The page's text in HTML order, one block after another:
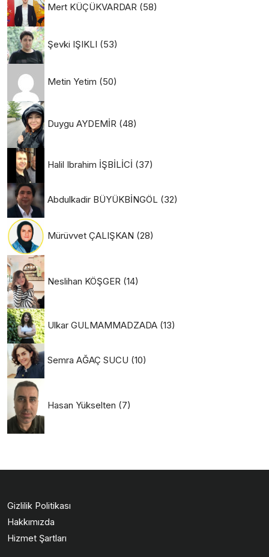
Mert KÜÇÜKVARDAR (58)
Şevki IŞIKLI (53)
Metin Yetim (50)
Duygu AYDEMİR (48)
Halil Ibrahim İŞBİLİCİ (37)
Abdulkadir BÜYÜKBİNGÖL (32)
Mürüvvet ÇALIŞKAN (28)
Neslihan KÖŞGER (14)
Ulkar GULMAMMADZADA (13)
Semra AĞAÇ SUCU (10)
Hasan Yükselten (7)
Gizlilik Politikası
Hakkımızda
Hizmet Şartları